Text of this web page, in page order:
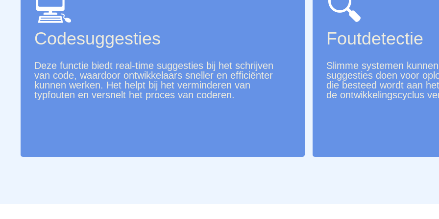
Codesuggesties
Deze functie biedt real-time suggesties bij het schrijven
van code, waardoor ontwikkelaars sneller en efficiënter
kunnen werken. Het helpt bij het verminderen van
typfouten en versnelt het proces van coderen.
Foutdetectie
Slimme systemen
suggesties doen voor
die besteed wordt aan
de ontwikkelingscyclus